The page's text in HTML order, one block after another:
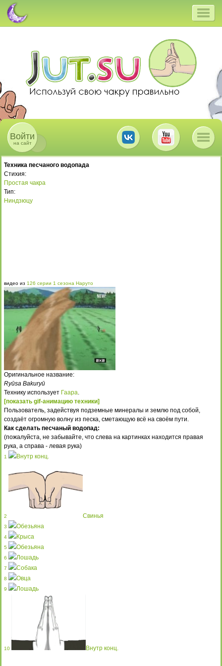
Войти
на сайт
Техника песчаного водопада
Стихия:
Простая чакра
Тип:
Ниндзюцу
видео из 126 серии 1 сезона Наруто
Оригинальное название:
Ryūsa Bakuryū
Технику использует Гаара.
[показать gif-анимацию техники]
Пользователь, задействуя подземные минералы и землю под собой,
создаёт огромную волну из песка, сметающую всё на своём пути.
Как сделать песчаный водопад:
(пожалуйста, не забывайте, что слева на картинках находится правая
рука, а справа - левая рука)
1 Внутр конц.
2 Свинья
3 Обезьяна
4 Крыса
5 Обезьяна
6 Лошадь
7 Собака
8 Овца
9 Лошадь
10 Внутр конц.